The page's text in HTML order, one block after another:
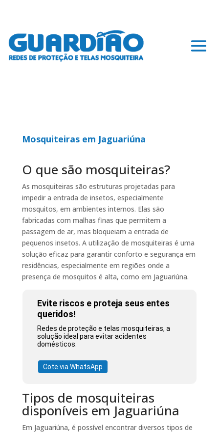
Mosquiteiras em Jaguariúna
O que são mosquiteiras?
As mosquiteiras são estruturas projetadas para
impedir a entrada de insetos, especialmente
mosquitos, em ambientes internos. Elas são
fabricadas com malhas finas que permitem a
passagem de ar, mas bloqueiam a entrada de
pequenos insetos. A utilização de mosquiteiras é uma
solução eficaz para garantir conforto e segurança em
residências, especialmente em regiões onde a
presença de mosquitos é alta, como em Jaguariúna.
Evite riscos e proteja seus entes
queridos!
Redes de proteção e telas mosquiteiras, a
solução ideal para evitar acidentes
domésticos.
Cote via WhatsApp
Tipos de mosquiteiras
disponíveis em Jaguariúna
Em Jaguariúna, é possível encontrar diversos tipos de